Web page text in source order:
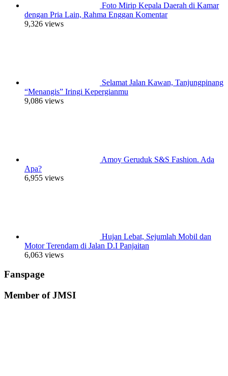
Foto Mirip Kepala Daerah di Kamar
dengan Pria Lain, Rahma Enggan Komentar
9,326 views
Selamat Jalan Kawan, Tanjungpinang
“Menangis” Iringi Kepergianmu
9,086 views
Amoy Geruduk S&S Fashion. Ada
Apa?
6,955 views
Hujan Lebat, Sejumlah Mobil dan
Motor Terendam di Jalan D.I Panjaitan
6,063 views
Fanspage
Member of JMSI